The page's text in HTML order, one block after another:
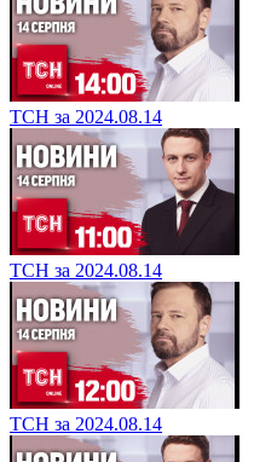
ТСН за 2024.08.14
ТСН за 2024.08.14
ТСН за 2024.08.14